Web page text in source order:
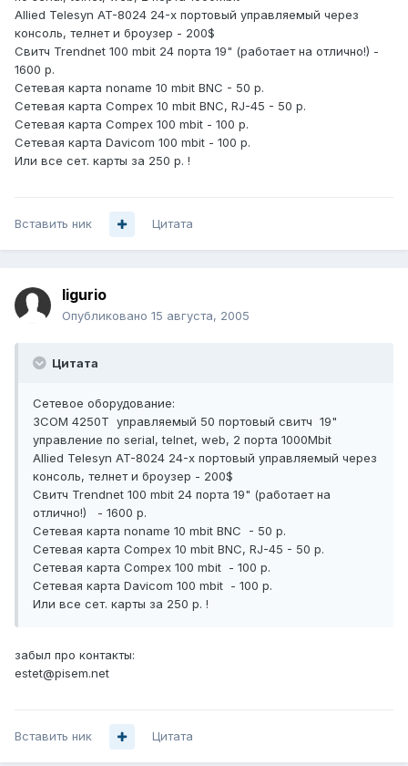
Allied Telesyn AT-8024 24-х портовый управляемый через
консоль, телнет и броузер - 200$
Свитч Trendnet 100 mbit 24 порта 19" (работает на отлично!) -
1600 р.
Сетевая карта noname 10 mbit BNC - 50 р.
Сетевая карта Compex 10 mbit BNC, RJ-45 - 50 р.
Сетевая карта Compex 100 mbit - 100 р.
Сетевая карта Davicom 100 mbit - 100 р.
Или все сет. карты за 250 р. !
Вставить ник Цитата
ligurio
Опубликовано 15 августа, 2005
Цитата
Сетевое оборудование:
3COM 4250T управляемый 50 портовый свитч 19"
управление по serial, telnet, web, 2 порта 1000Mbit
Allied Telesyn AT-8024 24-х портовый управляемый через
консоль, телнет и броузер - 200$
Свитч Trendnet 100 mbit 24 порта 19" (работает на
отлично!) - 1600 р.
Сетевая карта noname 10 mbit BNC - 50 р.
Сетевая карта Compex 10 mbit BNC, RJ-45 - 50 р.
Сетевая карта Compex 100 mbit - 100 р.
Сетевая карта Davicom 100 mbit - 100 р.
Или все сет. карты за 250 р. !
забыл про контакты:
estet@pisem.net
Вставить ник Цитата